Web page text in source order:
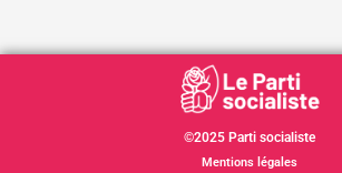
©2025 Parti socialiste
Mentions légales